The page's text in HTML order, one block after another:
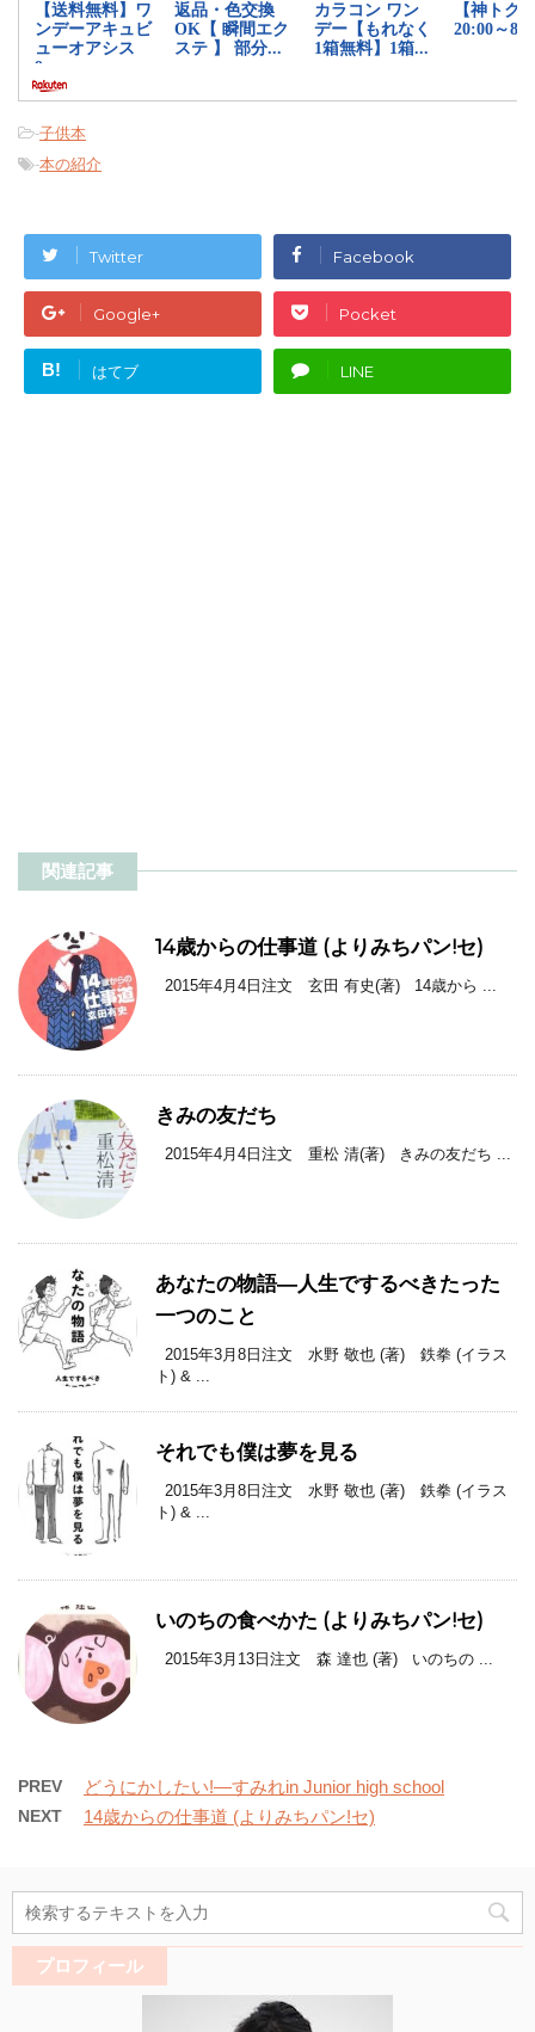
-子供本
-本の紹介
Twitter Facebook
Google+ Pocket
B! はてブ LINE
関連記事
14歳からの仕事道 (よりみちパン!セ)
2015年4月4日注文 玄田 有史(著) 14歳から ...
きみの友だち
2015年4月4日注文 重松 清(著) きみの友だち ...
あなたの物語―人生でするべきたった
一つのこと
2015年3月8日注文 水野 敬也 (著) 鉄拳 (イラス
ト) & ...
それでも僕は夢を見る
2015年3月8日注文 水野 敬也 (著) 鉄拳 (イラス
ト) & ...
いのちの食べかた (よりみちパン!セ)
2015年3月13日注文 森 達也 (著) いのちの ...
PREV どうにかしたい!―すみれin Junior high school
NEXT 14歳からの仕事道 (よりみちパン!セ)
プロフィール